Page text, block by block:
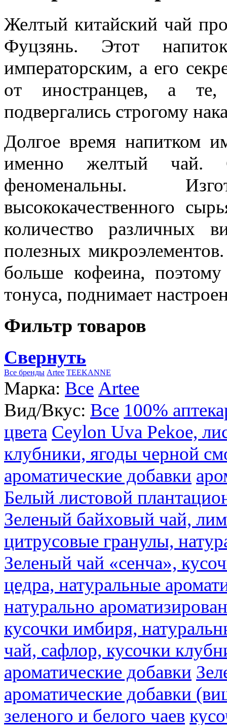
Желтый китайский чай
Фуцзянь. Этот
императорским, а его
от иностранцев, а
подвергались строгому
Долгое время напитком
именно желтый чай.
феноменальны.
высококачественного
количество различных
полезных
больше кофеина,
тонуса, поднимает
Фильтр товаров
Свернуть
Все бренды Artee TEEKANNE
Марка: Все Artee
Вид/Вкус: Все 100%
цвета Ceylon Uva Pekoe,
клубники, ягоды черной
ароматические добавки
Белый листовой
Зеленый байховый чай,
цитрусовые гранулы,
Зеленый чай «сенча»,
цедра, натуральные
натурально
кусочки имбиря,
чай, сафлор, кусочки
ароматические добавки
ароматические добавки
зеленого и белого чаев